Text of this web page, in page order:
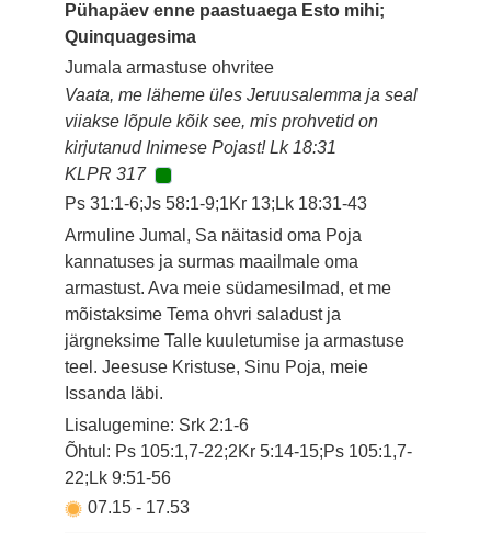
Pühapäev enne paastuaega Esto mihi;
Quinquagesima
Jumala armastuse ohvritee
Vaata, me läheme üles Jeruusalemma ja seal
viiakse lõpule kõik see, mis prohvetid on
kirjutanud Inimese Pojast! Lk 18:31
KLPR 317
Ps 31:1-6;Js 58:1-9;1Kr 13;Lk 18:31-43
Armuline Jumal, Sa näitasid oma Poja
kannatuses ja surmas maailmale oma
armastust. Ava meie südamesilmad, et me
mõistaksime Tema ohvri saladust ja
järgneksime Talle kuuletumise ja armastuse
teel. Jeesuse Kristuse, Sinu Poja, meie
Issanda läbi.
Lisalugemine: Srk 2:1-6
Õhtul: Ps 105:1,7-22;2Kr 5:14-15;Ps 105:1,7-
22;Lk 9:51-56
07.15- 17.53